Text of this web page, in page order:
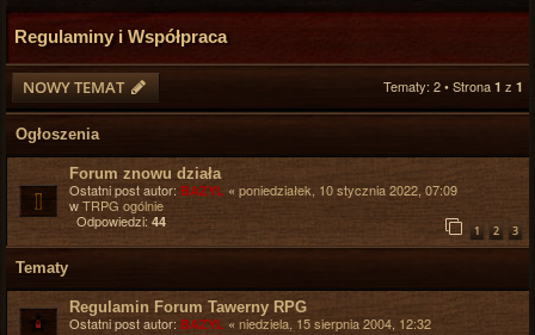
Regulaminy i Współpraca
NOWY TEMAT Tematy: 2 • Strona 1 z 1
Ogłoszenia
Forum znowu działa
Ostatni post autor: BAZYL « poniedziałek, 10 stycznia 2022, 07:09
wTRPG ogólnie
Odpowiedzi: 44
1 2 3
Tematy
Regulamin Forum Tawerny RPG
Ostatni post autor: BAZYL « niedziela, 15 sierpnia 2004, 12:32